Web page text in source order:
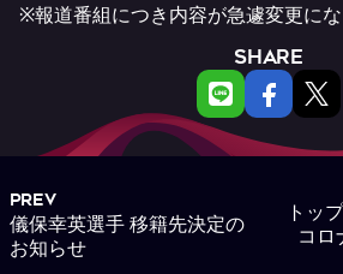
※報道番組につき内容が急遽変更に
SHARE
PREV
儀保幸英選手 移籍先決定の
お知らせ
トッ
コロ